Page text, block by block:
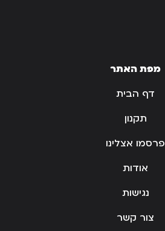
מפת האתר
דף הבית
תקנון
פרסמו אצלינו
אודות
נגישות
צור קשר